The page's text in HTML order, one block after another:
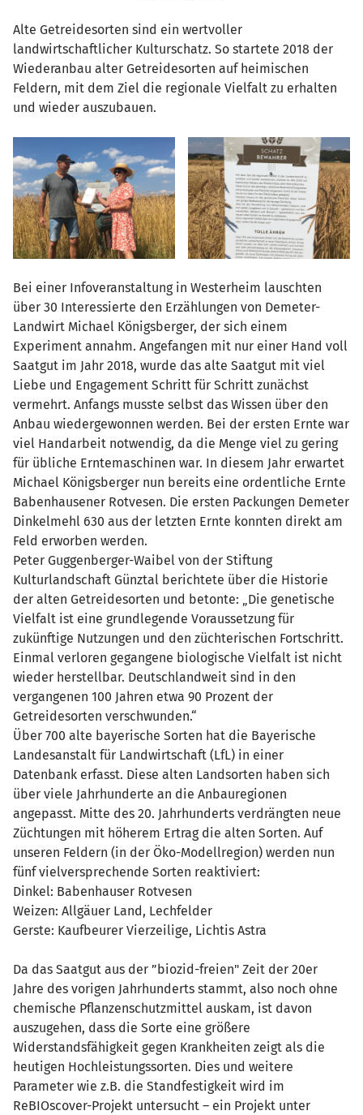
Alte Getreidesorten sind ein wertvoller
landwirtschaftlicher Kulturschatz. So startete 2018 der
Wiederanbau alter Getreidesorten auf heimischen
Feldern, mit dem Ziel die regionale Vielfalt zu erhalten
und wieder auszubauen.
Bei einer Infoveranstaltung in Westerheim lauschten
über 30 Interessierte den Erzählungen von Demeter-
Landwirt Michael Königsberger, der sich einem
Experiment annahm. Angefangen mit nur einer Hand voll
Saatgut im Jahr 2018, wurde das alte Saatgut mit viel
Liebe und Engagement Schritt für Schritt zunächst
vermehrt. Anfangs musste selbst das Wissen über den
Anbau wiedergewonnen werden. Bei der ersten Ernte war
viel Handarbeit notwendig, da die Menge viel zu gering
für übliche Erntemaschinen war. In diesem Jahr erwartet
Michael Königsberger nun bereits eine ordentliche Ernte
Babenhausener Rotvesen. Die ersten Packungen Demeter
Dinkelmehl 630 aus der letzten Ernte konnten direkt am
Feld erworben werden.
Peter Guggenberger-Waibel von der Stiftung
Kulturlandschaft Günztal berichtete über die Historie
der alten Getreidesorten und betonte: „Die genetische
Vielfalt ist eine grundlegende Voraussetzung für
zukünftige Nutzungen und den züchterischen Fortschritt.
Einmal verloren gegangene biologische Vielfalt ist nicht
wieder herstellbar. Deutschlandweit sind in den
vergangenen 100 Jahren etwa 90 Prozent der
Getreidesorten verschwunden.“
Über 700 alte bayerische Sorten hat die Bayerische
Landesanstalt für Landwirtschaft (LfL) in einer
Datenbank erfasst. Diese alten Landsorten haben sich
über viele Jahrhunderte an die Anbauregionen
angepasst. Mitte des 20. Jahrhunderts verdrängten neue
Züchtungen mit höherem Ertrag die alten Sorten. Auf
unseren Feldern (in der Öko-Modellregion) werden nun
fünf vielversprechende Sorten reaktiviert:
Dinkel: Babenhauser Rotvesen
Weizen: Allgäuer Land, Lechfelder
Gerste: Kaufbeurer Vierzeilige, Lichtis Astra
Da das Saatgut aus der ”biozid-freien" Zeit der 20er
Jahre des vorigen Jahrhunderts stammt, also noch ohne
chemische Pflanzenschutzmittel auskam, ist davon
auszugehen, dass die Sorte eine größere
Widerstandsfähigkeit gegen Krankheiten zeigt als die
heutigen Hochleistungssorten. Dies und weitere
Parameter wie z.B. die Standfestigkeit wird im
ReBIOscover-Projekt untersucht – ein Projekt unter